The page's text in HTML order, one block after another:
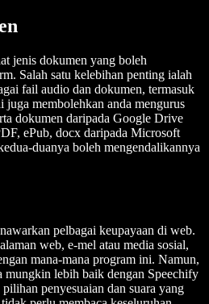
jenis dokumen yang boleh
Salah satu kelebihan penting ialah
fail audio dan dokumen, termasuk
membolehkan anda mengurus
dokumen daripada Google Drive
ePub, docx daripada Microsoft
duanya boleh mengendalikannya
pelbagai keupayaan di web.
web, e-mel atau media sosial,
mana-mana program ini. Namun,
mungkin lebih baik dengan Speechify
penyesuaian dan suara yang